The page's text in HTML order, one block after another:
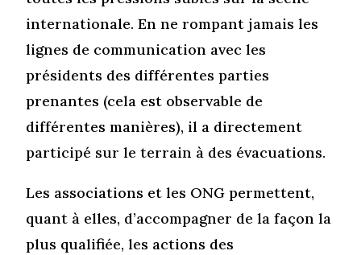
internationale. En ne rompant jamais les
lignes de communication avec les
présidents des différentes parties
prenantes (cela est observable de
différentes manières), il a directement
participé sur le terrain à des évacuations.
Les associations et les ONG permettent,
quant à elles, d’accompagner de la façon la
plus qualifiée, les actions des